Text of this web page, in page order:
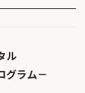
ル
グラム－